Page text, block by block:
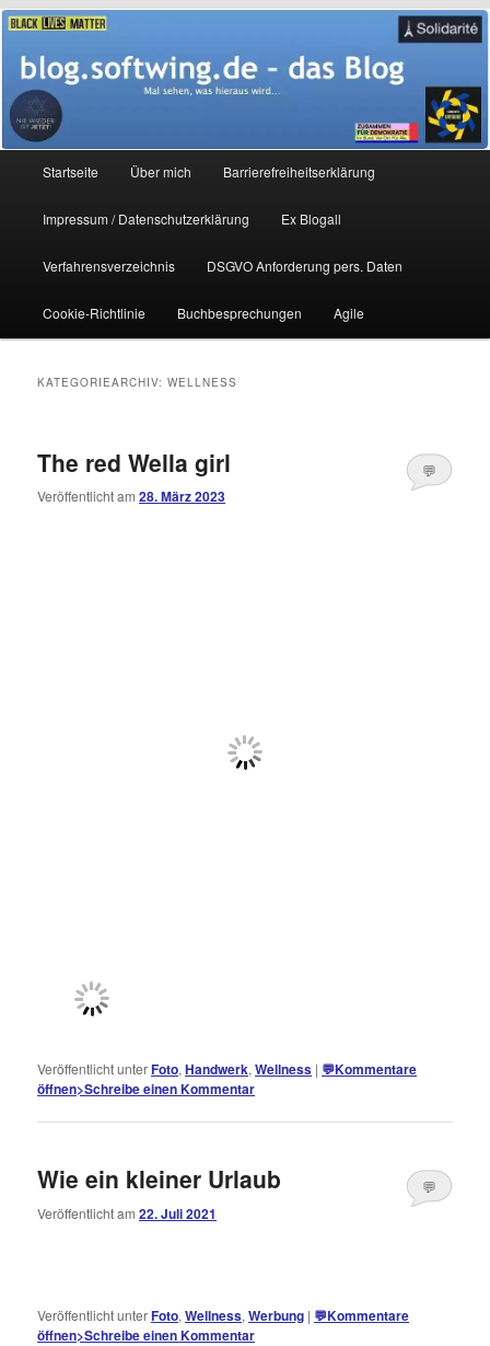
Zum
primären
Inhalt
springen
Zum
sekundären
Inhalt
springen
blog.softwing.de – das Blog
Mal sehen, was hieraus wird…
Startseite Über mich Barrierefreiheitserklärung
Impressum / Datenschutzerklärung Ex Blogall
Verfahrensverzeichnis DSGVO Anforderung pers. Daten
Cookie-Richtlinie Buchbesprechungen Agile
KATEGORIEARCHIV:WELLNESS
The red Wella girl
Veröffentlicht am28. März 2023
💬
Veröffentlicht unterFoto,Handwerk,Wellness | 💬Kommentare
öffnen>Schreibe einen Kommentar
Wie ein kleiner Urlaub
Veröffentlicht am22. Juli 2021
💬
Veröffentlicht unterFoto,Wellness,Werbung | 💬Kommentare
öffnen>Schreibe einen Kommentar